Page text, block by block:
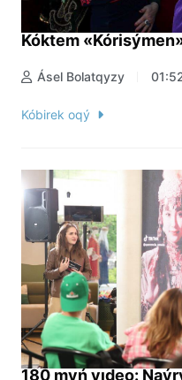
Kóktem
Ásel Bolatqyzy
Kóbirek oqý
180 myń vıdeo: